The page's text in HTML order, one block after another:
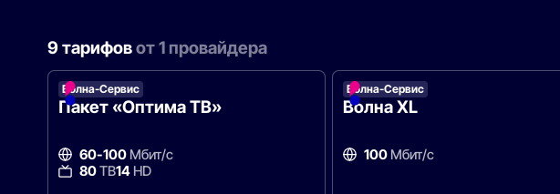
9 тарифовот 1 провайдера
Волна-Сервис
Пакет «Оптима ТВ»
60-100Мбит/с
80ТВ14HD
Волна-Сервис
Волна XL
100Мбит/с